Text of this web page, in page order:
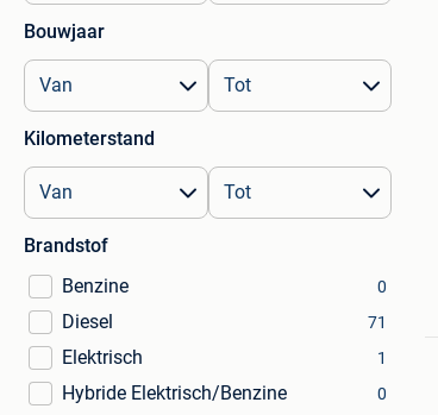
Bouwjaar
Kilometerstand
Brandstof
Benzine
0
Diesel 71
Elektrisch 1
Hybride Elektrisch/Benzine 0